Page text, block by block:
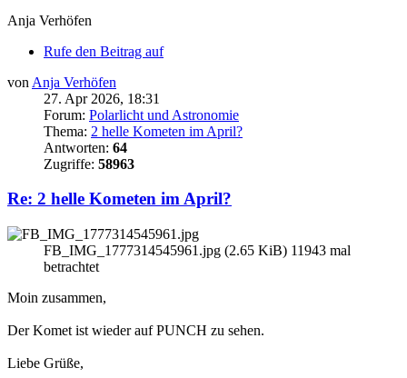
Anja Verhöfen
Rufe den Beitrag auf
von Anja Verhöfen
27. Apr 2026, 18:31
Forum: Polarlicht und Astronomie
Thema: 2 helle Kometen im April?
Antworten: 64
Zugriffe: 58963
Re: 2 helle Kometen im April?
FB_IMG_1777314545961.jpg (2.65 KiB) 11943 mal
betrachtet
Moin zusammen,
Der Komet ist wieder auf PUNCH zu sehen.
Liebe Grüße,